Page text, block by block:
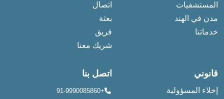
المستشفيات
مدن في الهند
خدماتنا
اتصال
بعثة
فريق
شريك معنا
قانوني
إخلاء المسؤولية
اتصل بنا
+91-9990085860